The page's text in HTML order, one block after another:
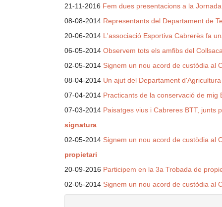
21-11-2016 Fem dues presentacions a la
08-08-2014 Representants del Departament de
20-06-2014 L'associació Esportiva Cabrerès fa
06-05-2014 Observem tots els amfibs del
02-05-2014 Signem un nou acord de custòdia al
08-04-2014 Un ajut del Departament
07-04-2014 Practicants de la conservació de
07-03-2014 Paisatges vius i Cabreres BTT, junts
signatura
02-05-2014 Signem un nou acord de custòdia al
propietari
20-09-2016 Participem en la 3a Trobada de
02-05-2014 Signem un nou acord de custòdia al